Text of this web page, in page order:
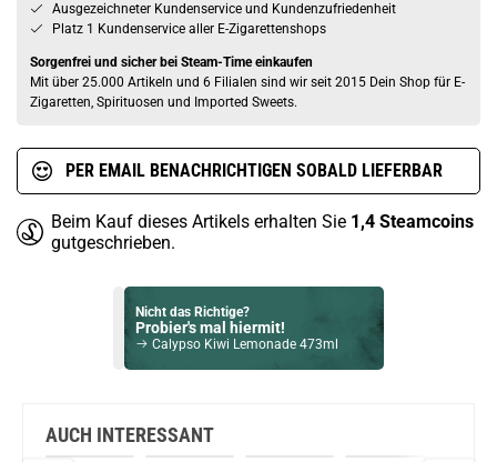
Ausgezeichneter Kundenservice und Kundenzufriedenheit
Platz 1 Kundenservice aller E-Zigarettenshops
Sorgenfrei und sicher bei Steam-Time einkaufen
Mit über 25.000 Artikeln und 6 Filialen sind wir seit 2015 Dein Shop für E-
Zigaretten, Spirituosen und Imported Sweets.
PER EMAIL BENACHRICHTIGEN SOBALD LIEFERBAR
Beim Kauf dieses Artikels erhalten Sie 1,4 Steamcoins
gutgeschrieben.
Nicht das Richtige?
Probier's mal hiermit!
Calypso Kiwi Lemonade 473ml
Bergen Cookies Smile Chocolate 130g
AUCH INTERESSANT